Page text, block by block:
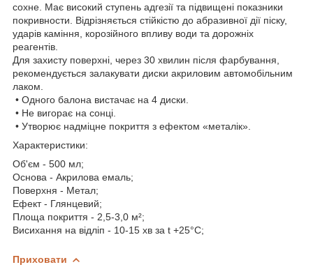
сохне. Має високий ступень адгезії та підвищені показники
покривности. Відрізняється стійкістю до абразивної дії піску,
ударів каміння, корозійного впливу води та дорожніх
реагентів.
Для захисту поверхні, через 30 хвилин після фарбування,
рекомендується залакувати диски акриловим автомобільним
лаком.
• Одного балона вистачає на 4 диски.
• Не вигорає на сонці.
• Утворює надміцне покриття з ефектом «металік».
Характеристики:
Об'єм - 500 мл;
Основа - Акрилова емаль;
Поверхня - Метал;
Eфект - Глянцевий;
Площа покриття - 2,5-3,0 м²;
Висихання на відліп - 10-15 хв за t +25°С;
Приховати